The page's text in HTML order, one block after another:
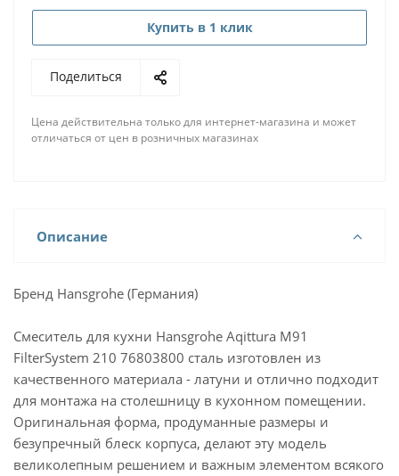
Купить в 1 клик
Поделиться
Цена действительна только для интернет-магазина и может
отличаться от цен в розничных магазинах
Описание
Бренд Hansgrohe (Германия)
Смеситель для кухни Hansgrohe Aqittura M91
FilterSystem 210 76803800 сталь изготовлен из
качественного материала - латуни и отлично подходит
для монтажа на столешницу в кухонном помещении.
Оригинальная форма, продуманные размеры и
безупречный блеск корпуса, делают эту модель
великолепным решением и важным элементом всякого